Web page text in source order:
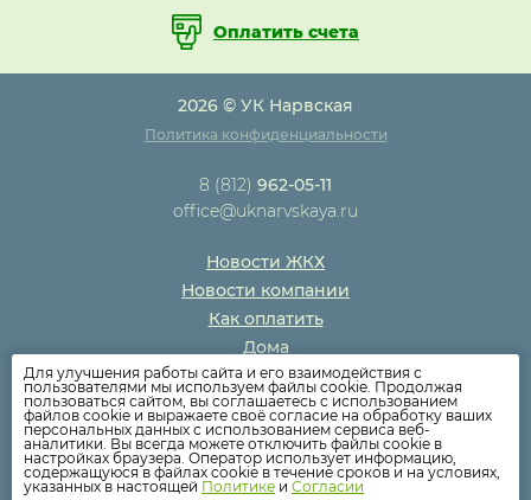
Оплатить счета
2026 © УК Нарвская
Политика конфиденциальности
8 (812) 962-05-11
office@uknarvskaya.ru
Новости ЖКХ
Новости компании
Как оплатить
Дома
Раскрытие информации
Вопросы
Для улучшения работы сайта и его взаимодействия с
пользователями мы используем файлы cookie. Продолжая
пользоваться сайтом, вы соглашаетесь с использованием
файлов cookie и выражаете своё согласие на обработку ваших
персональных данных с использованием сервиса веб-
аналитики. Вы всегда можете отключить файлы cookie в
настройках браузера. Оператор использует информацию,
содержащуюся в файлах cookie в течение сроков и на условиях,
указанных в настоящей Политике и Согласии